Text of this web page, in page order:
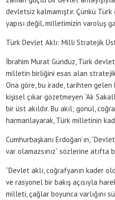
devletsiz kalmamıştır. Çünkü
yapısı değil, milletimizin varoluş
Türk Devlet Aklı: Milli Stratejik
İbrahim Murat Gündüz, Türk devlet
milletin birliğini esas alan stratejik
Ona göre, bu irade, tarihten
kişisel çıkar gözetmeyen “Ak
bir üst akıldır. Bu akıl; gönül,
harmanlayarak, Türk milletinin
Cumhurbaşkanı Erdoğan’ın,
var olamazsınız” sözlerine atıfta
“Devlet aklı, coğrafyanın kader
ve rasyonel bir bakış açısıyla
milleti, çağlar boyunca varlığını